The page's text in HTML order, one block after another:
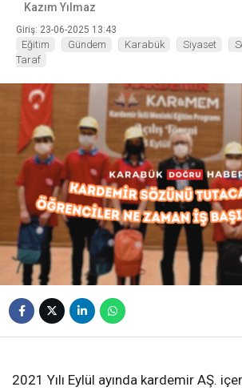
Kazım Yılmaz
Giriş: 23-06-2025 13:43
Eğitim Gündem Karabük Siyaset
Taraf
2021 Yılı Eylül ayında kardemir AŞ.